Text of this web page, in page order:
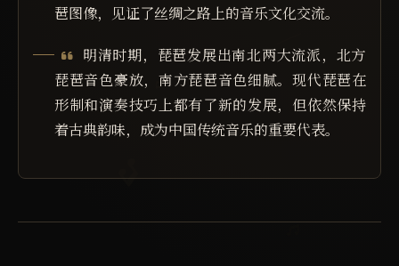
琶图像，见证了丝绸之路上的音乐文化交流。
明清时期，琵琶发展出南北两大流派，北方
琵琶音色豪放，南方琵琶音色细腻。现代琵琶在
形制和演奏技巧上都有了新的发展，但依然保持
着古典韵味，成为中国传统音乐的重要代表。